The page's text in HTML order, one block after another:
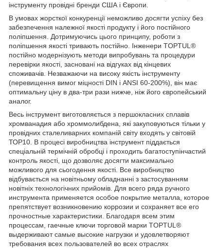
інструменту провідні бренди США і Європи.
В умовах жорсткої конкуренції неможливо досягти успіху без
забезпечення належної якості продукту і його постійного
поліпшення. Дотримуючись цього принципу, роботи з
поліпшення якості тривають постійно. Інженери TOPTUL®
постійно модернізують методи випробувань та процедури
перевірки якості, засновані на відгуках від кінцевих
споживачів. Незважаючи на високу якість інструменту
(перевищення вимог міцності DIN і ANSI 60-200%), він має
оптимальну ціну в два-три рази нижче, ніж його європейський
аналог.
Весь інструмент виготовляється з першокласних сплавів
хромванадия або хроммолибдена, які закуповуються тільки у
провідних сталеливарних компаній світу входять у світовій
ТОР10. В процесі виробництва інструмент піддається
спеціальній термічній обробці і проходить багатоступінчастий
контроль якості, що дозволяє досягти максимально
можливого для сьогодення якості. Все виробництво
відбувається на новітньому обладнанні з застосуванням
новітніх технологічних прийомів. Для всего ряда ручного
инструмента применяется особое покрытие металла, которое
препятствует возникновению коррозии и сохраняет все его
прочностные характеристики. Благодаря всем этим
процессам, гаечные ключи торговой марки TOPTUL®
выдерживают самые высокие нагрузки и удовлетворяют
требования всех пользователей во всех отраслях